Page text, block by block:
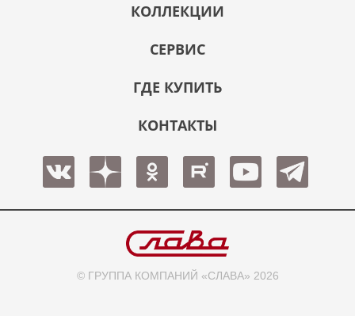
КОЛЛЕКЦИИ
СЕРВИС
ГДЕ КУПИТЬ
КОНТАКТЫ
© ГРУППА КОМПАНИЙ «СЛАВА» 2026